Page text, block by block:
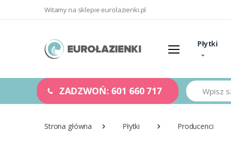
Witamy na sklepie eurolazienki.pl
Płytki
ZADZWOŃ: 601 660 717 Szukaj
Strona główna Płytki Producenci